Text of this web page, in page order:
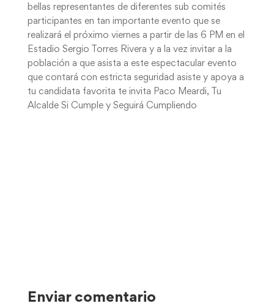
bellas representantes de diferentes sub comités
participantes en tan importante evento que se
realizará el próximo viernes a partir de las 6 PM en el
Estadio Sergio Torres Rivera y a la vez invitar a la
población a que asista a este espectacular evento
que contará con estricta seguridad asiste y apoya a
tu candidata favorita te invita Paco Meardi, Tu
Alcalde Si Cumple y Seguirá Cumpliendo
Enviar comentario